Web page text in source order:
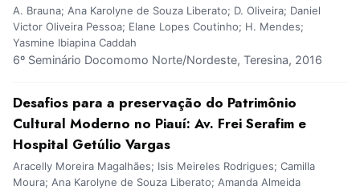
A. Brauna; Ana Karolyne de Souza Liberato; D. Oliveira; Daniel
Victor Oliveira Pessoa; Elane Lopes Coutinho; H. Mendes;
Yasmine Ibiapina Caddah
6º Seminário Docomomo Norte/Nordeste, Teresina, 2016
Desafios para a preservação do Patrimônio
Cultural Moderno no Piauí: Av. Frei Serafim e
Hospital Getúlio Vargas
Aracelly Moreira Magalhães; Isis Meireles Rodrigues; Camilla
Moura; Ana Karolyne de Souza Liberato; Amanda Almeida